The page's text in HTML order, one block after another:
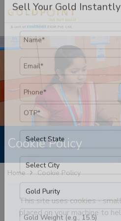
Cookie Policy
Home Cookie Policy
This site uses cookies -
placed on your machine to
Sell Your Gold Instantly